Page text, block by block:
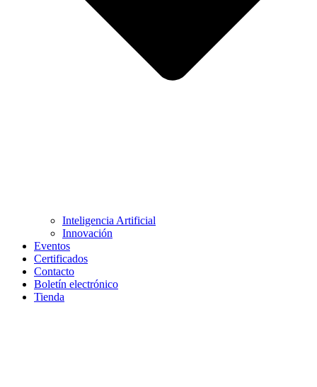
Inteligencia Artificial
Innovación
Eventos
Certificados
Contacto
Boletín electrónico
Tienda